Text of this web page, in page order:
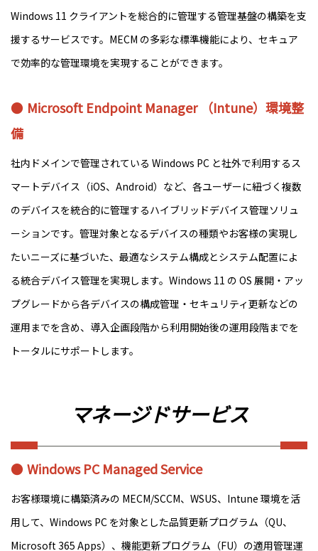
Windows 11 クライアントを総合的に管理する管理基盤の構築を支
援するサービスです。MECM の多彩な標準機能により、セキュア
で効率的な管理環境を実現することができます。
Microsoft Endpoint Manager （Intune）環境整
備
社内ドメインで管理されている Windows PC と社外で利用するス
マートデバイス（iOS、Android）など、各ユーザーに紐づく複数
のデバイスを統合的に管理するハイブリッドデバイス管理ソリュ
ーションです。管理対象となるデバイスの種類やお客様の実現し
たいニーズに基づいた、最適なシステム構成とシステム配置によ
る統合デバイス管理を実現します。Windows 11 の OS 展開・アッ
プグレードから各デバイスの構成管理・セキュリティ更新などの
運用までを含め、導入企画段階から利用開始後の運用段階までを
トータルにサポートします。
マネージドサービス
Windows PC Managed Service
お客様環境に構築済みの MECM/SCCM、WSUS、Intune 環境を活
用して、Windows PC を対象とした品質更新プログラム（QU、
Microsoft 365 Apps）、機能更新プログラム（FU）の適用管理運